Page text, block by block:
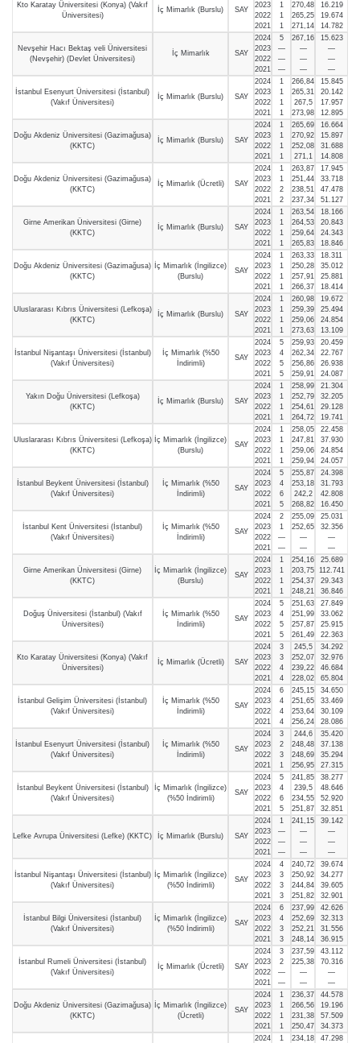
Kto Karatay Üniversitesi (Konya) (Vakıf
Üniversitesi)
İç Mimarlık (Burslu) SAY
2023
2022
2021
1
1
1
270,48
265,25
271,14
16.219
19.674
14.782
Nevşehir Hacı Bektaş veli Üniversitesi
(Nevşehir) (Devlet Üniversitesi)
İç Mimarlık SAY
2024
2023
2022
2021
5
—
—
—
267,16
—
—
—
15.623
—
—
—
İstanbul Esenyurt Üniversitesi (İstanbul)
(Vakıf Üniversitesi)
İç Mimarlık (Burslu) SAY
2024
2023
2022
2021
1
1
1
1
266,84
265,31
267,5
273,98
15.845
20.142
17.957
12.895
Doğu Akdeniz Üniversitesi (Gazimağusa)
(KKTC)
İç Mimarlık (Burslu) SAY
2024
2023
2022
2021
1
1
1
1
265,69
270,92
252,08
271,1
16.664
15.897
31.688
14.808
Doğu Akdeniz Üniversitesi (Gazimağusa)
(KKTC)
İç Mimarlık (Ücretli) SAY
2024
2023
2022
2021
1
1
2
2
263,87
251,44
238,51
237,34
17.945
33.718
47.478
51.127
Girne Amerikan Üniversitesi (Girne)
(KKTC)
İç Mimarlık (Burslu) SAY
2024
2023
2022
2021
1
1
1
1
263,54
264,53
259,64
265,83
18.166
20.843
24.343
18.846
Doğu Akdeniz Üniversitesi (Gazimağusa)
(KKTC)
İç Mimarlık (İngilizce)
(Burslu)
SAY
2024
2023
2022
2021
1
1
1
1
263,33
250,28
257,91
266,37
18.311
35.012
25.881
18.414
Uluslararası Kıbrıs Üniversitesi (Lefkoşa)
(KKTC)
İç Mimarlık (Burslu) SAY
2024
2023
2022
2021
1
1
1
1
260,98
259,39
259,06
273,63
19.672
25.494
24.854
13.109
İstanbul Nişantaşı Üniversitesi (İstanbul)
(Vakıf Üniversitesi)
İç Mimarlık (%50
İndirimli)
SAY
2024
2023
2022
2021
5
4
5
5
259,93
262,34
256,86
259,91
20.459
22.767
26.938
24.087
Yakın Doğu Üniversitesi (Lefkoşa)
(KKTC)
İç Mimarlık (Burslu) SAY
2024
2023
2022
2021
1
1
1
1
258,99
252,79
254,61
264,72
21.304
32.205
29.128
19.741
Uluslararası Kıbrıs Üniversitesi (Lefkoşa)
(KKTC)
İç Mimarlık (İngilizce)
(Burslu)
SAY
2024
2023
2022
2021
1
1
1
1
258,05
247,81
259,06
259,94
22.458
37.930
24.854
24.057
İstanbul Beykent Üniversitesi (İstanbul)
(Vakıf Üniversitesi)
İç Mimarlık (%50
İndirimli)
SAY
2024
2023
2022
2021
5
4
6
5
255,87
253,18
242,2
268,82
24.398
31.793
42.808
16.450
İstanbul Kent Üniversitesi (İstanbul)
(Vakıf Üniversitesi)
İç Mimarlık (%50
İndirimli)
SAY
2024
2023
2022
2021
2
1
—
—
255,09
252,65
—
—
25.031
32.356
—
—
Girne Amerikan Üniversitesi (Girne)
(KKTC)
İç Mimarlık (İngilizce)
(Burslu)
SAY
2024
2023
2022
2021
1
1
1
1
254,16
203,75
254,37
248,21
25.689
112.741
29.343
36.846
Doğuş Üniversitesi (İstanbul) (Vakıf
Üniversitesi)
İç Mimarlık (%50
İndirimli)
SAY
2024
2023
2022
2021
5
4
5
5
251,63
251,99
257,87
261,49
27.849
33.062
25.915
22.363
Kto Karatay Üniversitesi (Konya) (Vakıf
Üniversitesi)
İç Mimarlık (Ücretli) SAY
2024
2023
2022
2021
3
3
4
4
245,5
252,07
239,22
228,02
34.292
32.976
46.684
65.804
İstanbul Gelişim Üniversitesi (İstanbul)
(Vakıf Üniversitesi)
İç Mimarlık (%50
İndirimli)
SAY
2024
2023
2022
2021
6
4
4
4
245,15
251,65
253,64
256,24
34.650
33.469
30.109
28.086
İstanbul Esenyurt Üniversitesi (İstanbul)
(Vakıf Üniversitesi)
İç Mimarlık (%50
İndirimli)
SAY
2024
2023
2022
2021
3
2
3
1
244,6
248,48
248,69
256,95
35.420
37.138
35.294
27.315
İstanbul Beykent Üniversitesi (İstanbul)
(Vakıf Üniversitesi)
İç Mimarlık (İngilizce)
(%50 İndirimli)
SAY
2024
2023
2022
2021
5
4
6
5
241,85
239,5
234,55
251,87
38.277
48.646
52.920
32.851
Lefke Avrupa Üniversitesi (Lefke) (KKTC) İç Mimarlık (Burslu) SAY
2024
2023
2022
2021
1
—
—
—
241,15
—
—
—
39.142
—
—
—
İstanbul Nişantaşı Üniversitesi (İstanbul)
(Vakıf Üniversitesi)
İç Mimarlık (İngilizce)
(%50 İndirimli)
SAY
2024
2023
2022
2021
4
3
3
3
240,72
250,92
244,84
251,82
39.674
34.277
39.605
32.901
İstanbul Bilgi Üniversitesi (İstanbul)
(Vakıf Üniversitesi)
İç Mimarlık (İngilizce)
(%50 İndirimli)
SAY
2024
2023
2022
2021
6
4
3
3
237,99
252,69
252,21
248,14
42.626
32.313
31.556
36.915
İstanbul Rumeli Üniversitesi (İstanbul)
(Vakıf Üniversitesi)
İç Mimarlık (Ücretli) SAY
2024
2023
2022
2021
3
2
—
—
237,59
225,38
—
—
43.112
70.316
—
—
Doğu Akdeniz Üniversitesi (Gazimağusa)
(KKTC)
İç Mimarlık (İngilizce)
(Ücretli)
SAY
2024
2023
2022
2021
1
1
1
1
236,37
266,56
231,38
250,47
44.578
19.196
57.509
34.373
2024
1
234,18
47.298